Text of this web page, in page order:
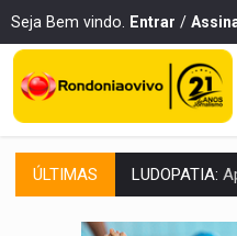
Seja Bem vindo. Entrar /
ÚLTIMAS
OVNIS NA